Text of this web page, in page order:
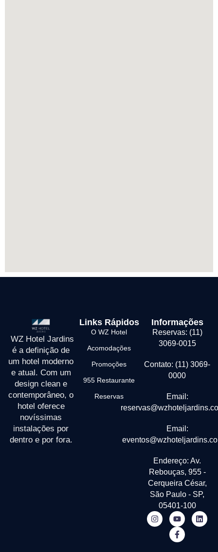
WZ Hotel Jardins
é a definição de
um hotel moderno
e atual. Com um
design clean e
contemporâneo, o
hotel oferece
novíssimas
instalações por
dentro e por fora.
Links Rápidos
O WZ Hotel
Acomodações
Promoções
955 Restaurante
Reservas
Informações
Reservas: (11)
3069-0015
Contato: (11) 3069-
0000
Email:
Email:
Endereço: Av.
Rebouças, 955 -
Cerqueira César,
São Paulo - SP,
05401-100